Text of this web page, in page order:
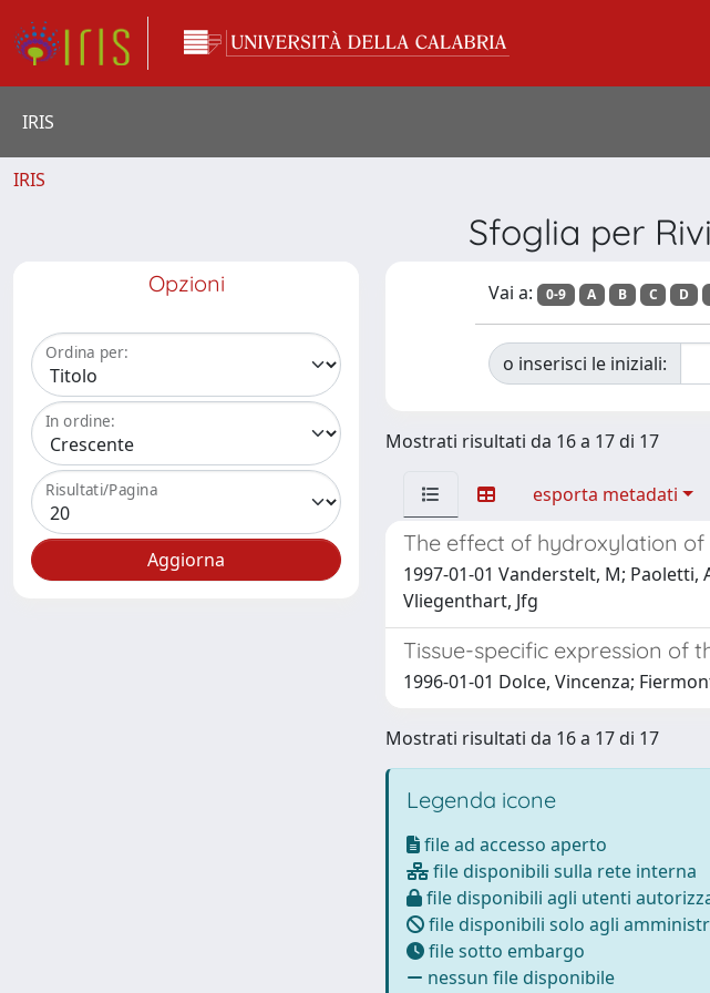
IRIS
IRIS
Sfoglia per
Opzioni
Ordina per:
In ordine:
Risultati/Pagina
Vai a: 0-9 A B C D
o inserisci le iniziali:
Mostrati risultati da 16 a 17 di 17
esporta metadati
The effect of hydroxylation
1997-01-01 Vanderstelt, M;
Vliegenthart, Jfg
Tissue-specific expression of
1996-01-01 Dolce, Vincenza;
Mostrati risultati da 16 a 17 di 17
Legenda icone
file ad accesso aperto
file disponibili sulla rete interna
file disponibili agli utenti
file disponibili solo agli
file sotto embargo
nessun file disponibile